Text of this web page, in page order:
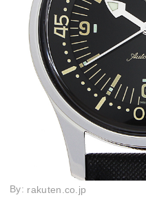
By: rakuten.co.jp